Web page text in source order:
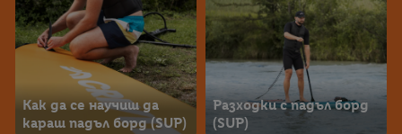
Как да се научиш да
караш падъл борд (SUP)
Разходки с падъл борд
(SUP)